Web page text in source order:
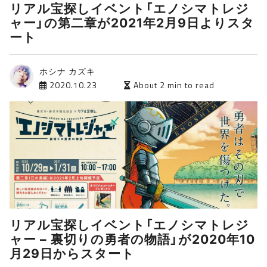
リアル宝探しイベント「エノシマトレジ
ャー」の第二章が2021年2月9日よりスタ
ート
ホシナ カズキ
2020.10.23
About 2 min to read
リアル宝探しイベント「エノシマトレジ
ャー – 裏切りの勇者の物語」が2020年10
月29日からスタート